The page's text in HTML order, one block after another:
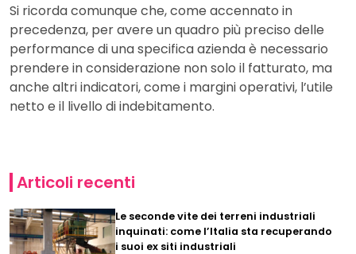
Si ricorda comunque che, come accennato in
precedenza, per avere un quadro più preciso delle
performance di una specifica azienda è necessario
prendere in considerazione non solo il fatturato, ma
anche altri indicatori, come i margini operativi, l’utile
netto e il livello di indebitamento.
Articoli recenti
Le seconde vite dei terreni industriali
inquinati: come l’Italia sta recuperando
i suoi ex siti industriali